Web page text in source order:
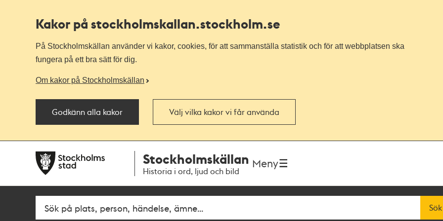
Kakor på stockholmskallan.stockholm.se
På Stockholmskällan använder vi kakor, cookies, för att sammanställa statistik och för att webbplatsen ska
fungera på ett bra sätt för dig.
Om kakor på Stockholmskällan
Godkänn alla kakor Välj vilka kakor vi får använda
navigationen
huvudinnehållet
Stockholmskällan
Historia i ord, ljud och bild
Meny
Fritextsök Sök